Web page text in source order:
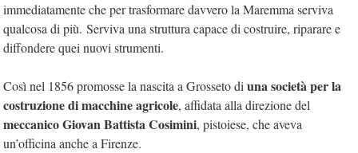
immediatamente che per trasformare davvero la Maremma serviva
qualcosa di più. Serviva una struttura capace di costruire, riparare e
diffondere quei nuovi strumenti.
Così nel 1856 promosse la nascita a Grosseto diuna società per la
costruzione di macchine agricole, affidata alla direzione del
meccanico Giovan Battista Cosimini, pistoiese, che aveva
un’officina anche a Firenze.